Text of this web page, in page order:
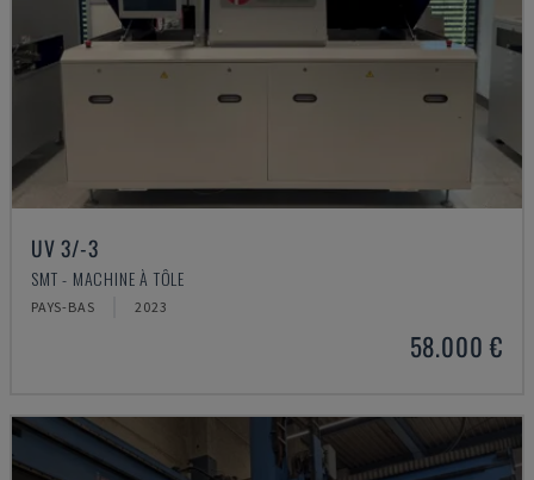
UV 3/-3
SMT - MACHINE À TÔLE
PAYS-BAS 2023
58.000 €